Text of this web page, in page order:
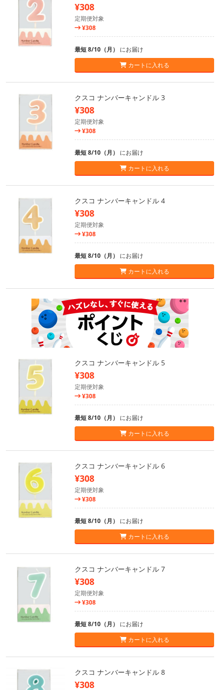
¥308
定期便対象
¥308
最短 8/10（月） にお届け
カートに入れる
クスコ ナンバーキャンドル 3
¥308
定期便対象
¥308
最短 8/10（月） にお届け
カートに入れる
クスコ ナンバーキャンドル 4
¥308
定期便対象
¥308
最短 8/10（月） にお届け
カートに入れる
クスコ ナンバーキャンドル 5
¥308
定期便対象
¥308
最短 8/10（月） にお届け
カートに入れる
クスコ ナンバーキャンドル 6
¥308
定期便対象
¥308
最短 8/10（月） にお届け
カートに入れる
クスコ ナンバーキャンドル 7
¥308
定期便対象
¥308
最短 8/10（月） にお届け
カートに入れる
クスコ ナンバーキャンドル 8
¥308